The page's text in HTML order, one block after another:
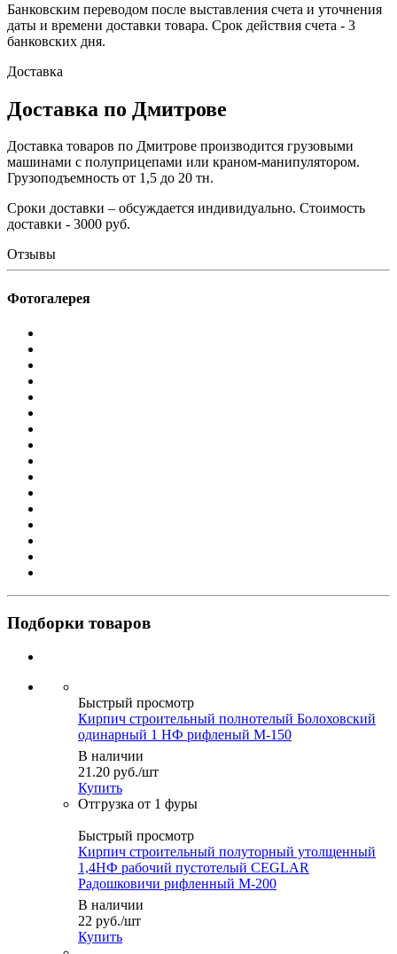
Банковским переводом после выставления счета и уточнения
даты и времени доставки товара. Срок действия счета - 3
банковских дня.
Доставка
Доставка по Дмитрове
Доставка товаров по Дмитрове производится грузовыми
машинами с полуприцепами или краном-манипулятором.
Грузоподъемность от 1,5 до 20 тн.
Сроки доставки – обсуждается индивидуально. Стоимость
доставки - 3000 руб.
Отзывы
Фотогалерея
Подборки товаров
Быстрый просмотр
Кирпич строительный полнотелый Болоховский
одинарный 1 НФ рифленый М-150
В наличии
21.20 руб./шт
Купить
Быстрый просмотр
Кирпич строительный полуторный утолщенный
1,4НФ рабочий пустотелый CEGLAR
Радошковичи рифленный М-200
В наличии
22 руб./шт
Купить